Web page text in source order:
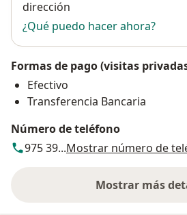
dirección
¿Qué puedo hacer ahora?
Formas de pago (visitas
Efectivo
Transferencia Bancaria
Número de teléfono
975 39...Mostrar número de
Mostrar mássobre